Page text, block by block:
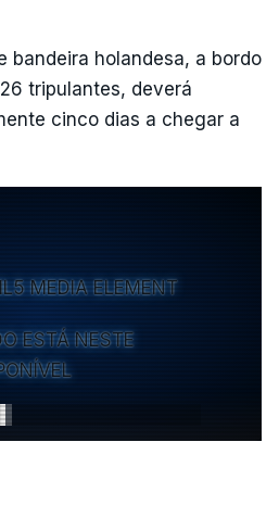
bandeira holandesa, a bordo
tripulantes, deverá
cinco dias a chegar a
MEDIA ELEMENT
ESTÁ NESTE